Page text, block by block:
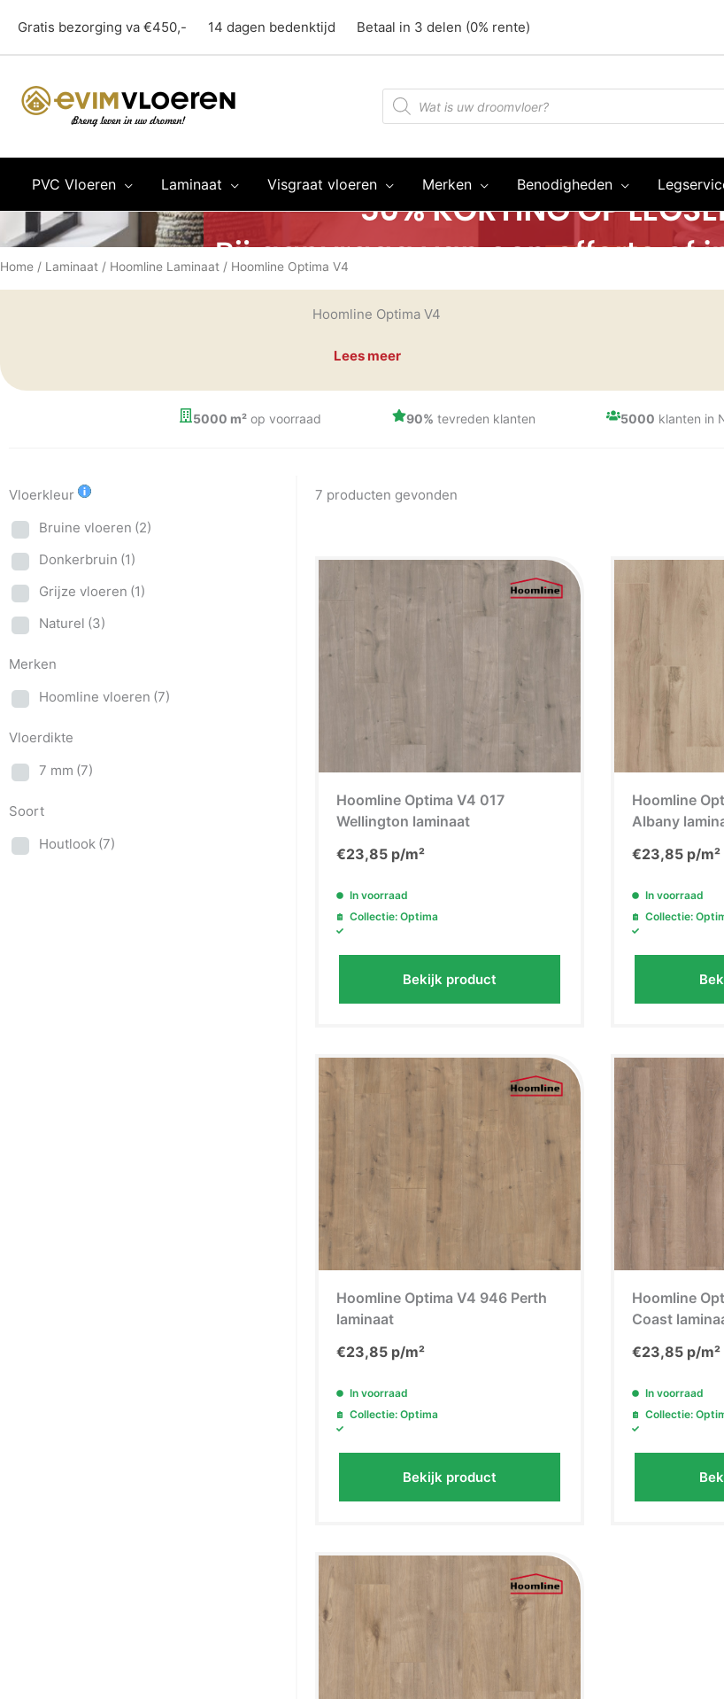
naar
de
Gratis bezorging va €450,- 14 dagen bedenktijd Betaal in 3 delen (0% rente)
Producten
zoeken
PVC Vloeren Laminaat Visgraat vloeren Merken Benodigheden
Home / Laminaat / Hoomline Laminaat / Hoomline Optima V4
Hoomline Optima V4
Lees meer
5000 m²op voorraad 90% tevreden klanten 5000 klanten in
Vloerkleur
Bruine vloeren (2)
Donkerbruin (1)
Grijze vloeren (1)
Naturel (3)
Merken
Hoomline vloeren (7)
Vloerdikte
7 mm (7)
Soort
Houtlook (7)
7 producten gevonden
Hoomline Optima V4 017
Wellington laminaat
€23,85 p/m²
In voorraad
Collectie: Optima
Bekijk product
Hoomline
Albany
€23,85 p/m²
In voorraad
Collectie:
Hoomline Optima V4 946 Perth
laminaat
€23,85 p/m²
In voorraad
Collectie: Optima
Bekijk product
Hoomline
Coast
€23,85 p/m²
In voorraad
Collectie: